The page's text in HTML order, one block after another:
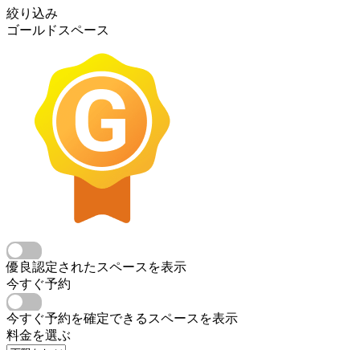
絞り込み
ゴールドスペース
優良認定されたスペースを表示
今すぐ予約
今すぐ予約を確定できるスペースを表示
料金を選ぶ